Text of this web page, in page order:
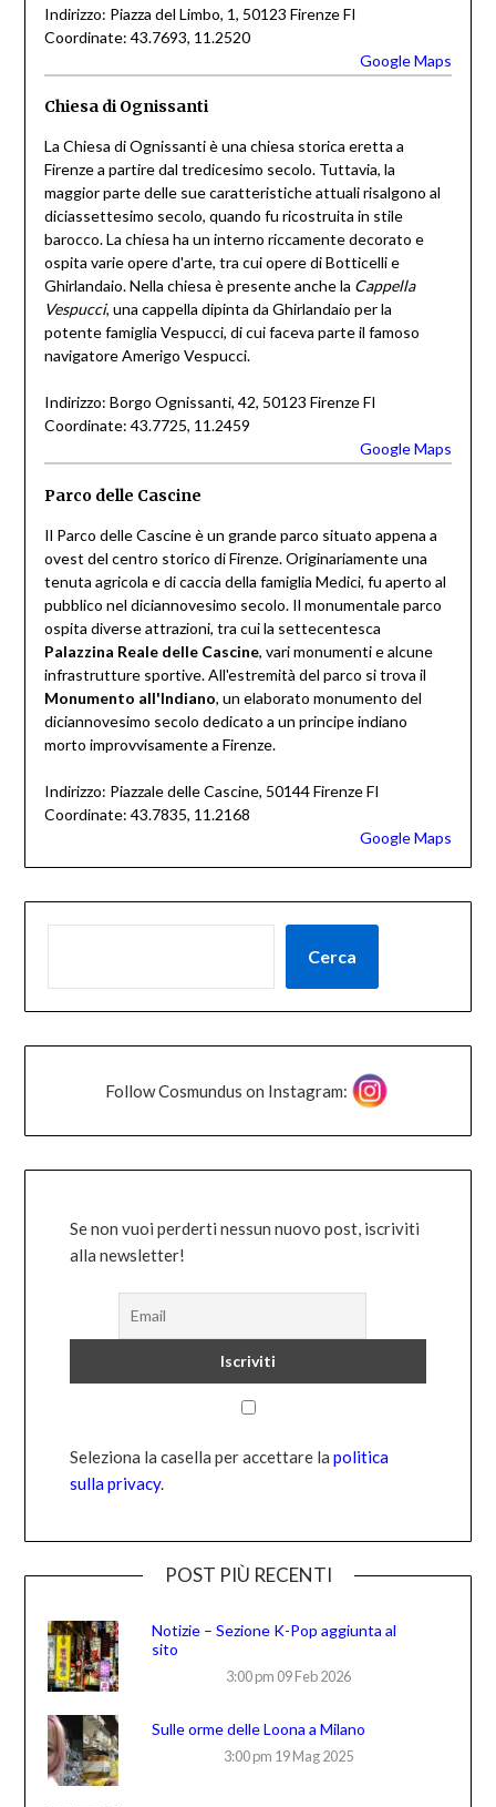
Indirizzo: Piazza del Limbo, 1, 50123 Firenze FI
Coordinate: 43.7693, 11.2520
Google Maps
Chiesa di Ognissanti
La Chiesa di Ognissanti è una chiesa storica eretta a
Firenze a partire dal tredicesimo secolo. Tuttavia, la
maggior parte delle sue caratteristiche attuali risalgono al
diciassettesimo secolo, quando fu ricostruita in stile
barocco. La chiesa ha un interno riccamente decorato e
ospita varie opere d'arte, tra cui opere di Botticelli e
Ghirlandaio. Nella chiesa è presente anche la Cappella
Vespucci, una cappella dipinta da Ghirlandaio per la
potente famiglia Vespucci, di cui faceva parte il famoso
navigatore Amerigo Vespucci.
Indirizzo: Borgo Ognissanti, 42, 50123 Firenze FI
Coordinate: 43.7725, 11.2459
Google Maps
Parco delle Cascine
Il Parco delle Cascine è un grande parco situato appena a
ovest del centro storico di Firenze. Originariamente una
tenuta agricola e di caccia della famiglia Medici, fu aperto al
pubblico nel diciannovesimo secolo. Il monumentale parco
ospita diverse attrazioni, tra cui la settecentesca
Palazzina Reale delle Cascine, vari monumenti e alcune
infrastrutture sportive. All'estremità del parco si trova il
Monumento all'Indiano, un elaborato monumento del
diciannovesimo secolo dedicato a un principe indiano
morto improvvisamente a Firenze.
Indirizzo: Piazzale delle Cascine, 50144 Firenze FI
Coordinate: 43.7835, 11.2168
Google Maps
Cerca
Follow Cosmundus on Instagram:
Se non vuoi perderti nessun nuovo post, iscriviti
alla newsletter!
Seleziona la casella per accettare la politica
sulla privacy.
POST PIÙ RECENTI
Notizie – Sezione K-Pop aggiunta al
sito
3:00 pm 09 Feb 2026
Sulle orme delle Loona a Milano
3:00 pm 19 Mag 2025